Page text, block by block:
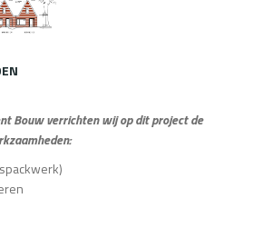
Bouw verrichten wij op dit project de